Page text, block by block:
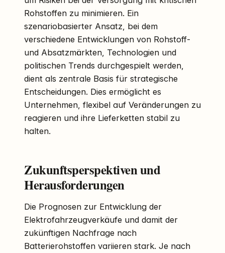
Rohstoffen zu minimieren. Ein
szenariobasierter Ansatz, bei dem
verschiedene Entwicklungen von Rohstoff-
und Absatzmärkten, Technologien und
politischen Trends durchgespielt werden,
dient als zentrale Basis für strategische
Entscheidungen. Dies ermöglicht es
Unternehmen, flexibel auf Veränderungen zu
reagieren und ihre Lieferketten stabil zu
halten.
Zukunftsperspektiven und
Herausforderungen
Die Prognosen zur Entwicklung der
Elektrofahrzeugverkäufe und damit der
zukünftigen Nachfrage nach
Batterierohstoffen variieren stark. Je nach